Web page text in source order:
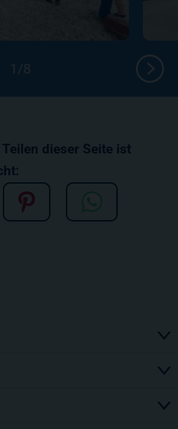
dieser Seite ist